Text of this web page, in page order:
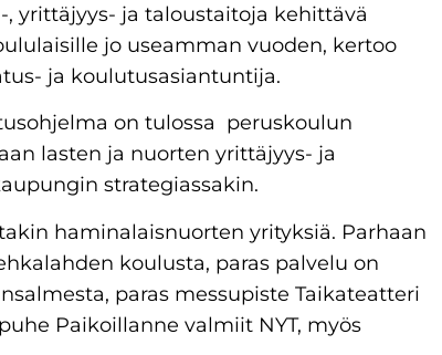
, yrittäjyys- ja taloustaitoja kehittävä
jo useamman vuoden, kertoo
ja koulutusasiantuntija.
on tulossa peruskoulun
lasten ja nuorten yrittäjyys- ja
strategiassakin.
haminalaisnuorten yrityksiä. Parhaan
koulusta, paras palvelu on
paras messupiste Taikateatteri
Paikoillanne valmiit NYT, myös